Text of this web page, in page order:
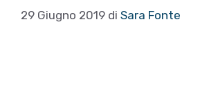
29 Giugno 2019 di Sara Fonte